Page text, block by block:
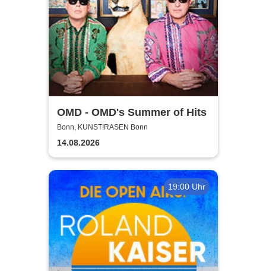
OMD - OMD's Summer of Hits
Bonn, KUNST!RASEN Bonn
14.08.2026
19:00 Uhr